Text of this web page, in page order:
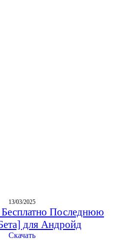
Последнюю
для Андройд
13/03/2025
Скачать